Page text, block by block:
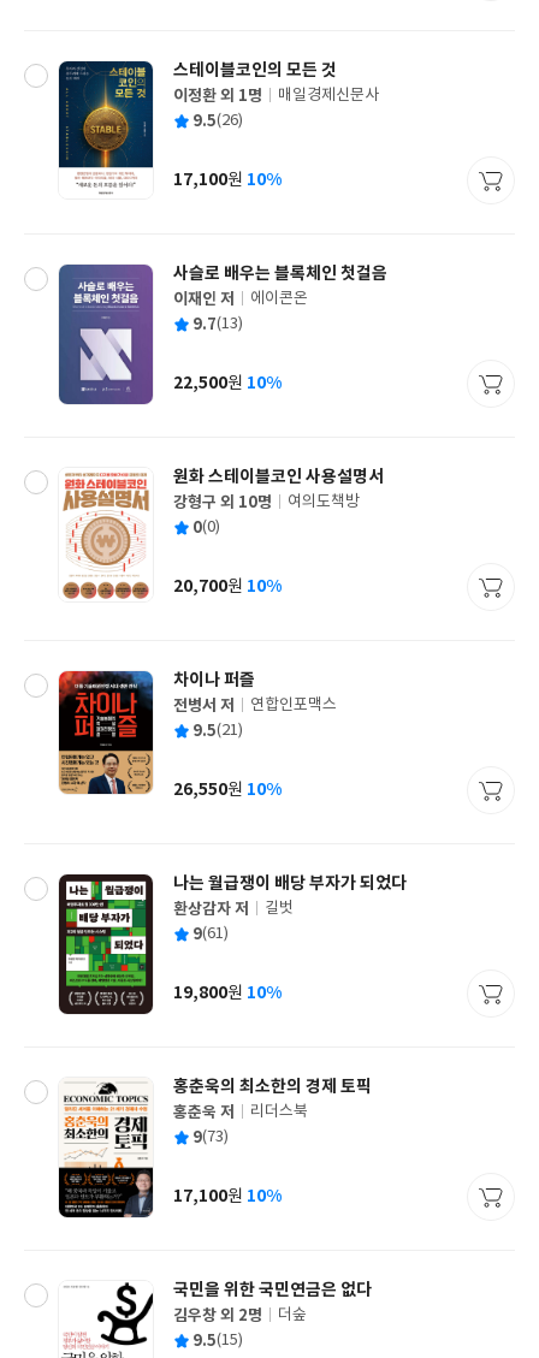
스테이블코인의 모든 것
글
쓴
이정환 외 1명
출
사
매일경제신문사
평 9.5(26)
가
17,100원 10%
사슬로 배우는 블록체인 첫걸음
글
쓴
이재인 저
출
사
에이콘온
평 9.7(13)
가
22,500원 10%
원화 스테이블코인 사용설명서
글
쓴
강형구 외 10명
출
사
여의도책방
평 0(0)
가
20,700원 10%
차이나 퍼즐
글
쓴
전병서 저
출
사
연합인포맥스
평 9.5(21)
가
26,550원 10%
나는 월급쟁이 배당 부자가 되었다
글
쓴
환상감자 저
출
사
길벗
평 9(61)
가
19,800원 10%
홍춘욱의 최소한의 경제 토픽
글
쓴
홍춘욱 저
출
사
리더스북
평 9(73)
가
17,100원 10%
국민을 위한 국민연금은 없다
글
쓴
김우창 외 2명
출
더숲
평 9.5(15)